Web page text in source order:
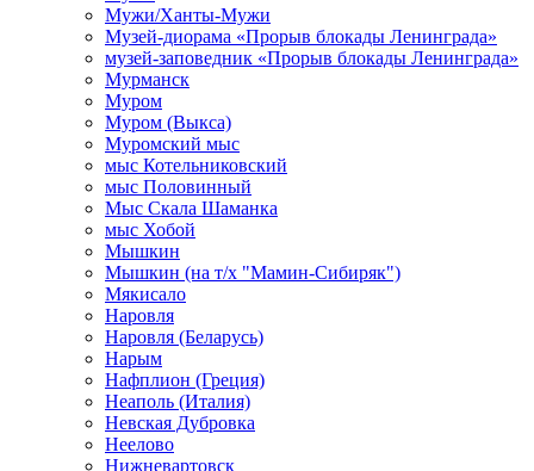
Мужи/Ханты-Мужи
Музей-диорама «Прорыв блокады Ленинграда»
музей-заповедник «Прорыв блокады Ленинграда»
Мурманск
Муром
Муром (Выкса)
Муромский мыс
мыс Котельниковский
мыс Половинный
Мыс Скала Шаманка
мыс Хобой
Мышкин
Мышкин (на т/х "Мамин-Сибиряк")
Мякисало
Наровля
Наровля (Беларусь)
Нарым
Нафплион (Греция)
Неаполь (Италия)
Невская Дубровка
Неелово
Нижневартовск